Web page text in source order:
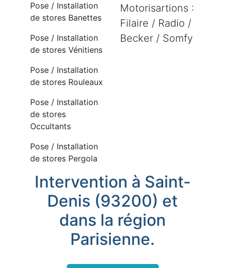
Pose / Installation
de stores Banettes
Pose / Installation
de stores Vénitiens
Pose / Installation
de stores Rouleaux
Pose / Installation
de stores
Occultants
Pose / Installation
de stores Pergola
Motorisartions :
Filaire / Radio /
Becker / Somfy
Intervention à Saint-
Denis (93200) et
dans la région
Parisienne.